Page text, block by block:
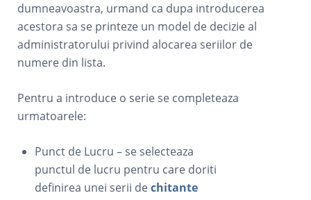
dumneavoastra, urmand ca dupa introducerea
acestora sa se printeze un model de decizie al
administratorului privind alocarea seriilor de
numere din lista.
Pentru a introduce o serie se completeaza
urmatoarele:
Punct de Lucru – se selecteaza
punctul de lucru pentru care doriti
definirea unei serii dechitante